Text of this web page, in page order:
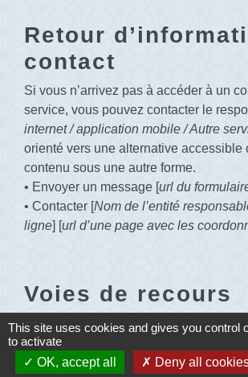
Retour
contact
Si vous n’arrivez pas à accéder à un
service, vous pouvez contacter le
internet / application mobile / Autre
orienté vers une alternative accessible
contenu sous une autre forme.
• Envoyer un message [url du
• Contacter [Nom de l’entité
ligne] [url d’une page avec les
Voies de recours
Cette procédure est à utiliser dans le
avez signalé au responsable du site
d’accessibilité qui vous empêche
This site uses cookies and gives you control
to activate
OK, accept all
Deny all